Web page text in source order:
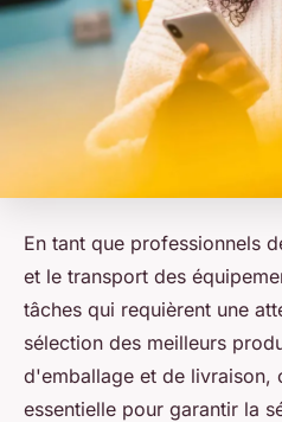
En tant que professionnels
et le transport des
tâches qui requièrent une
sélection des meilleurs
d'emballage et de livraison,
essentielle pour garantir la